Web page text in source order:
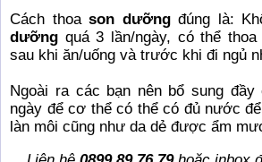
Cách thoason dưỡngđúng là:
dưỡng quá 3 lần/ngày, có thể
sau khi ăn/uống và trước khi đi ngủ
Ngoài ra các bạn nên bổ sung
ngày để cơ thể có thể có đủ nước
làn môi cũng như da dẻ được ẩm